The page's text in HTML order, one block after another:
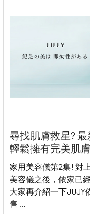
尋找肌膚救星?
輕鬆擁有完美肌膚
家用美容儀第2集! 對
美容儀之後，依家已
大家再介紹一下JUJY
售 …